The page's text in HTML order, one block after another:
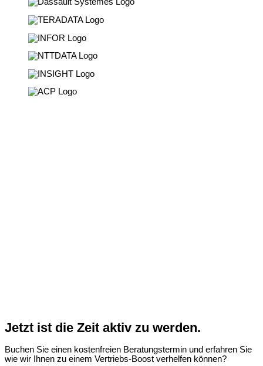
Jetzt ist die Zeit aktiv zu werden.
Buchen Sie einen kostenfreien Beratungstermin und erfahren Sie
wie wir Ihnen zu einem Vertriebs-Boost verhelfen können?